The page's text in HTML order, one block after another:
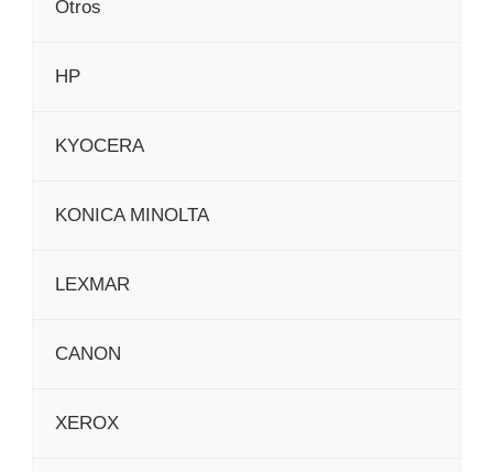
Otros
HP
KYOCERA
KONICA MINOLTA
LEXMAR
CANON
XEROX